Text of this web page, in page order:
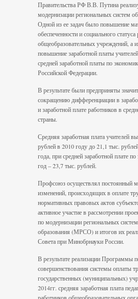
Правительства РФ В.В. Путина
модернизации региональных систем
Одной из ее задач было повышение
обеспеченности и социального
общеобразовательных учреждений, а
повышение заработной платы
средней заработной платы по
Российской Федерации.
В результате были предприняты
сокращению дифференциации в
и заработной плате работников в
страны.
Средняя заработная плата учителей
рублей в 2010 году до 21,1 тыс.
года, при средней заработной плате
год – 23,7 тыс. рублей.
Профсоюз осуществлял постоянный
изменений, происходящих в оплате
нормативных правовых актов
активное участие в рассмотрении
по модернизации региональных
образования (МРСО) и итогов их
Совета при Минобрнауки России.
В результате реализации Программы
совершенствования системы оплаты
государственных (муниципальных)
2014гг. средняя заработная плата